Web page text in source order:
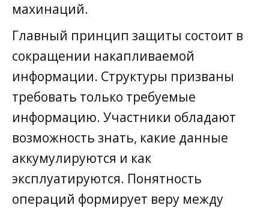
махинаций.
Главный принцип защиты состоит в
сокращении накапливаемой
информации. Структуры призваны
требовать только требуемые
информацию. Участники обладают
возможность знать, какие данные
аккумулируются и как
эксплуатируются. Понятность
операций формирует веру между